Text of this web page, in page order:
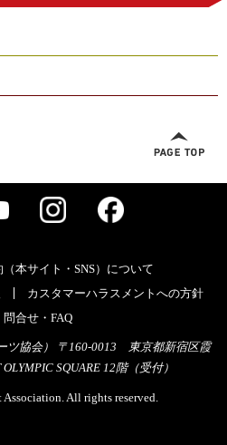
本サイト・SNS）について
カスタマーハラスメントへの方針
問合せ・FAQ
ツ協会） 〒160-0013 東京都新宿区霞
SQUARE 12階（受付）
All rights reserved.